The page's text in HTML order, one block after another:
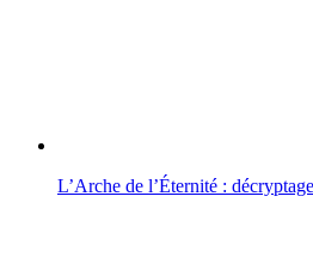
L’Arche de l’Éternité :